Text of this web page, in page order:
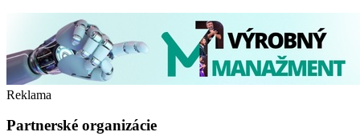
Reklama
Partnerské organizácie